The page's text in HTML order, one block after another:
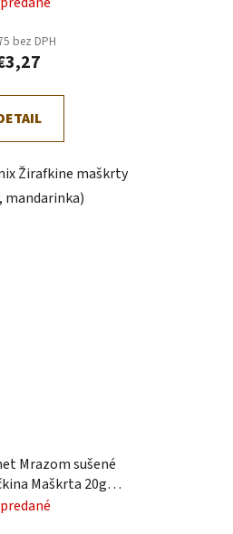
bez DPH
Žirafkine maškrty
mandarinka)
Mrazom sušené
Maškrta 20g